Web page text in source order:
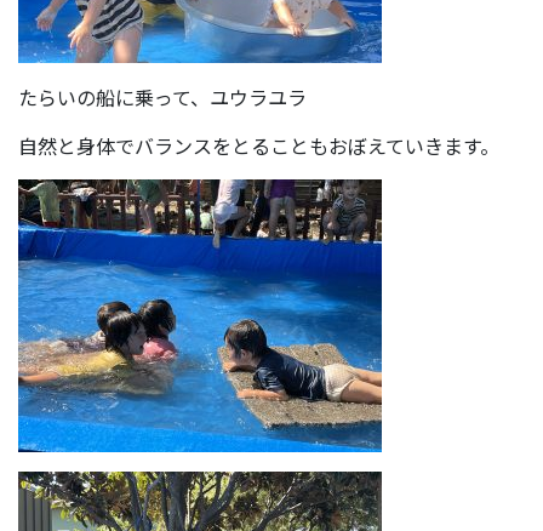
たらいの船に乗って、ユウラユラ
自然と身体でバランスをとることもおぼえていきます。